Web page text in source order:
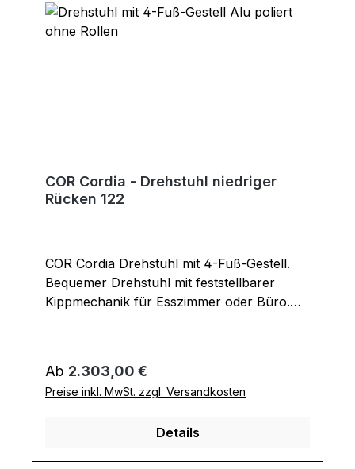
COR Cordia - Drehstuhl niedriger
Rücken 122
COR Cordia Drehstuhl mit 4-Fuß-Gestell.
Bequemer Drehstuhl mit feststellbarer
Kippmechanik für Esszimmer oder Büro.
Ausgangsposition zurückdreht. Design-
Highlight sind die Umschläge an den
48 cm Sitzhöhe: 47 cm Armlehnenhöhe:
Regulärer Preis:
Ab 2.303,00 €
Preise inkl. MwSt. zzgl. Versandkosten
Details